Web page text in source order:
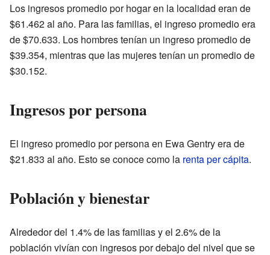
Los ingresos promedio por hogar en la localidad eran de
$61.462 al año. Para las familias, el ingreso promedio era
de $70.633. Los hombres tenían un ingreso promedio de
$39.354, mientras que las mujeres tenían un promedio de
$30.152.
Ingresos por persona
El ingreso promedio por persona en Ewa Gentry era de
$21.833 al año. Esto se conoce como la renta per cápita.
Población y bienestar
Alrededor del 1.4% de las familias y el 2.6% de la
población vivían con ingresos por debajo del nivel que se